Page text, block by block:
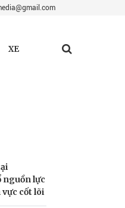
XE
nguồn lực
cốt lõi